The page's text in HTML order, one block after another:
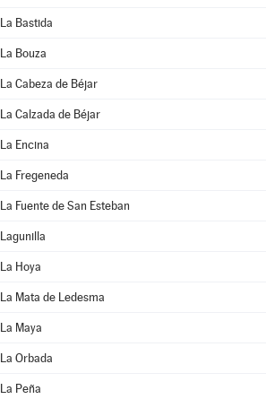
La Bastida
La Bouza
La Cabeza de Béjar
La Calzada de Béjar
La Encina
La Fregeneda
La Fuente de San Esteban
Lagunilla
La Hoya
La Mata de Ledesma
La Maya
La Orbada
La Peña